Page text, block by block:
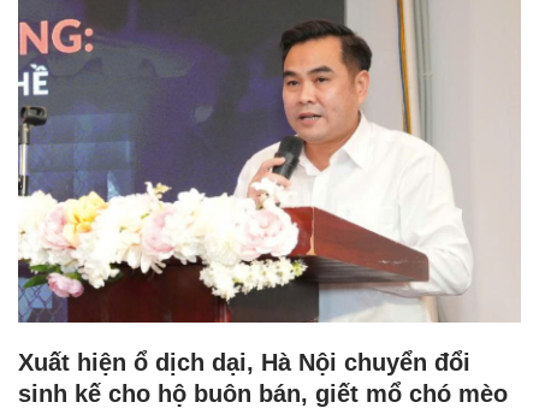
Xuất hiện ổ dịch dại, Hà Nội chuyển đổi
sinh kế cho hộ buôn bán, giết mổ chó mèo